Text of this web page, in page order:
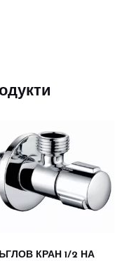
ЪГЛОВ КРАН 1/2 НА